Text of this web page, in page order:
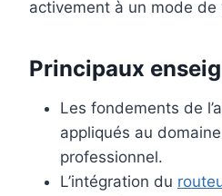
activement à un mode de
Principaux
Les fondements de
appliqués au
professionnel.
L’intégration du